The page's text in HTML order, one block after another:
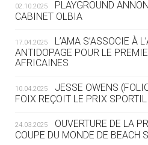
LE VILLAGE
SE DESSINE
LE COJOP A
OLYMPIQUE
04.08 — ALLEMAGNE
02.10.2025
PLAYGROUND
CABINET OLBIA
17.04.2025
L’AMA S’ASSOCIE À
ANTIDOPAGE POUR LE
AFRICAINES
10.04.2025
JESSE OWENS
FOIX REÇOIT LE PRIX
24.03.2025
OUVERTURE DE LA
COUPE DU MONDE DE BEACH